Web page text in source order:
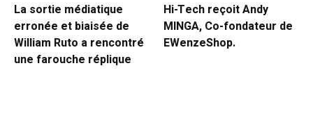
La sortie médiatique
erronée et biaisée de
William Ruto a rencontré
une farouche réplique
Hi-Tech reçoit Andy
MINGA, Co-fondateur de
EWenzeShop.